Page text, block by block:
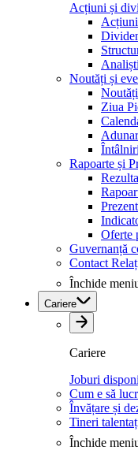
Acțiuni și
Acțiuni
Analiști
Noutăți și
Ziua
Rapoarte și
Oferte
Guvernanță
Contact
Închide
Cariere
Cariere
Joburi
Cum e să
Învățare și
Tineri
Închide